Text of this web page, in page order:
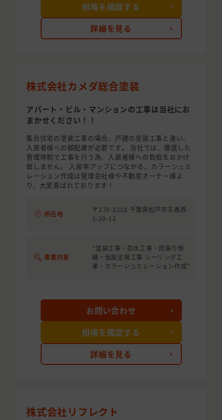
詳細を見る
相場を確認する
株式会社カメダ総合塗装
アパート・ビル・マンションの工事は当社にお
まかせください！！
集合住宅の塗装工事の場合、戸建の塗装工事と違い、
入居者様への御配慮が必要です。 当社では、徹底した
管理体制で工事を行う為、入居者様への負担をおかけ
致しません。 入居率アップにつながる、カラーシュミ
レーション作成は管理会社様や不動産オーナー様よ
り、大変喜ばれております！
所在地
〒270-2218 千葉県松戸市五香西
2-20-12
事業内容
"塗装工事・防水工事・雨漏り修
繕・仮設足場工事 シーリング工
事・カラーシュミレーション作成"
詳細を見る
お問い合わせ
相場を確認する
株式会社リフレクト